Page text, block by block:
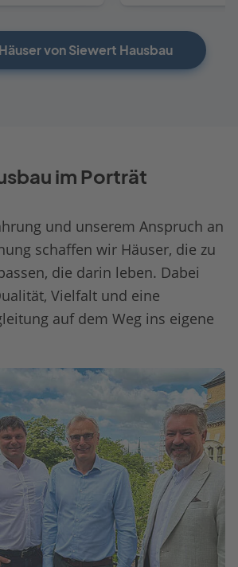
von Siewert Hausbau
im Porträt
und unserem Anspruch an
schaffen wir Häuser, die zu
die darin leben. Dabei
Vielfalt und eine
auf dem Weg ins eigene